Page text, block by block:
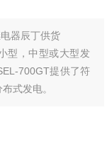
器辰丁供货
型，中型或大型发
700GT提供了符
式发电。